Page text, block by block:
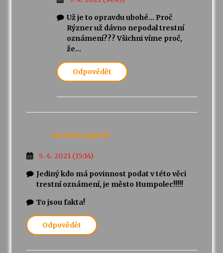
Už je to opravdu ubohé… Proč
Rýzner už dávno nepodal trestní
oznámení??? Všichni víme proč,
že…
Odpovědět
Anonym napsal:
5. 4. 2021 (15:14)
Jediný kdo má povinnost podat v této věci
trestní oznámení, je město Humpolec!!!!!
To jsou fakta!
Odpovědět